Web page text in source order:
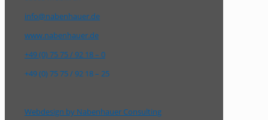
info@nabenhauer.de
www.nabenhauer.de
+49 (0) 75 75 / 92 18 – 0
+49 (0) 75 75 / 92 18 – 25
Webdesign by Nabenhauer Consulting